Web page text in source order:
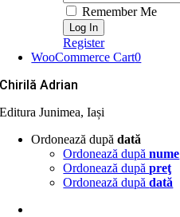
Remember Me
Register
WooCommerce Cart0
Chirilă Adrian
Editura Junimea, Iași
Ordonează dupădată
Ordonează dupănume
Ordonează dupăpreţ
Ordonează dupădată